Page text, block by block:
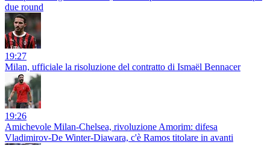
due round
19:27
Milan, ufficiale la risoluzione del contratto di Ismaël Bennacer
19:26
Amichevole Milan-Chelsea, rivoluzione Amorim: difesa
Vladimirov-De Winter-Diawara, c'è Ramos titolare in avanti